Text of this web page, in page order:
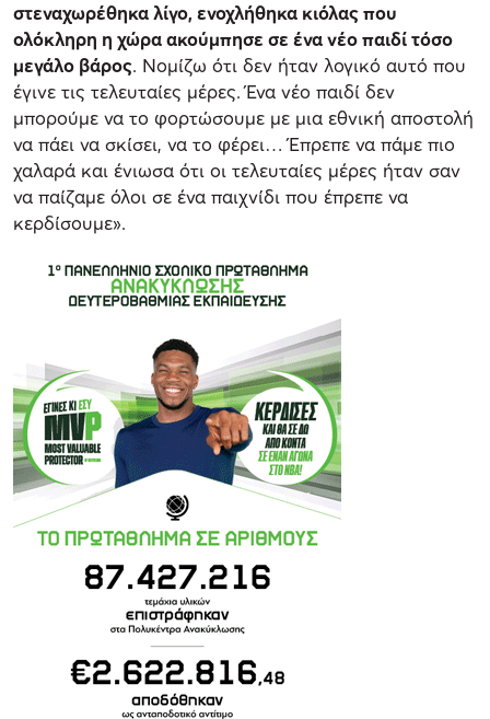
στεναχωρέθηκα λίγο, ενοχλήθηκα κιόλας που
ολόκληρη η χώρα ακούμπησε σε ένα νέο παιδί τόσο
μεγάλο βάρος. Νομίζω ότι δεν ήταν λογικό αυτό που
έγινε τις τελευταίες μέρες. Ένα νέο παιδί δεν
μπορούμε να το φορτώσουμε με μια εθνική αποστολή
να πάει να σκίσει, να το φέρει… Έπρεπε να πάμε πιο
χαλαρά και ένιωσα ότι οι τελευταίες μέρες ήταν σαν
να παίζαμε όλοι σε ένα παιχνίδι που έπρεπε να
κερδίσουμε».